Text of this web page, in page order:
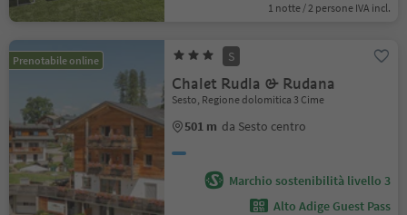
1 notte / 2 persone IVA incl.
Prenotabile online S
Chalet Rudla & Rudana
Sesto, Regione dolomitica 3 Cime
501 m da Sesto centro
Marchio sostenibilità livello 3
Alto Adige Guest Pass